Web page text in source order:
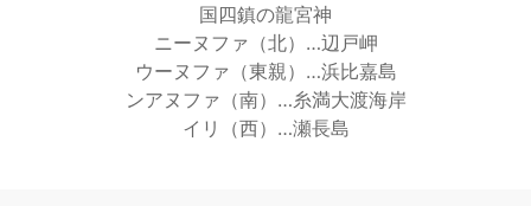
国四鎮の龍宮神
ニーヌファ（北）…辺戸岬
ウーヌファ（東親）…浜比嘉島
ンアヌファ（南）…糸満大渡海岸
イリ（西）…瀬長島